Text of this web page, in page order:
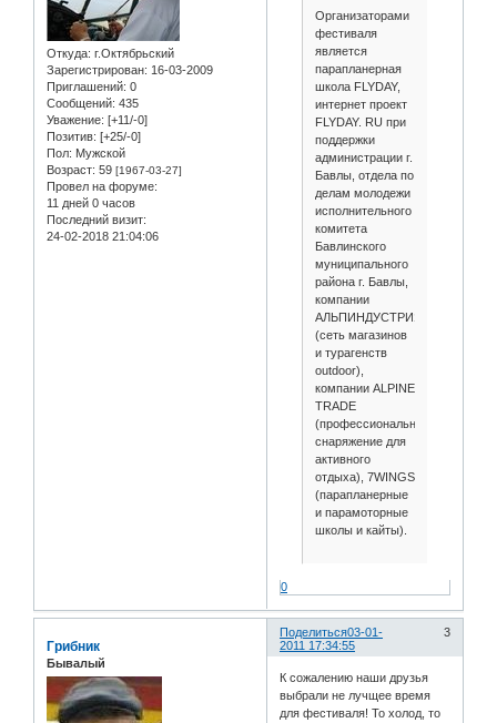
Откуда: г.Октябрьский
Зарегистрирован: 16-03-2009
Приглашений: 0
Сообщений: 435
Уважение: [+11/-0]
Позитив: [+25/-0]
Пол: Мужской
Возраст: 59 [1967-03-27]
Провел на форуме:
11 дней 0 часов
Последний визит:
24-02-2018 21:04:06
Организаторами
фестиваля
является
парапланерная
школа FLYDAY,
интернет проект
FLYDAY. RU при
поддержки
администрации г.
Бавлы, отдела по
делам молодежи
исполнительного
комитета
Бавлинского
муниципального
района г. Бавлы,
компании
АЛЬПИНДУСТРИЯ
(сеть магазинов
и турагенств
outdoor),
компании ALPINE
TRADE
(профессиональное
снаряжение для
активного
отдыха), 7WINGS
(парапланерные
и парамоторные
школы и кайты).
0
Поделиться 3
03-01-
2011 17:34:55
Грибник
Бывалый
К сожалению наши друзья
выбрали не лучщее время
для фестиваля! То холод, то